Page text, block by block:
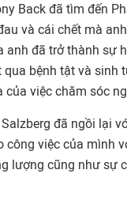
Back đã tìm đến
và cái chết mà
đã trở thành sự
bệnh tật và sinh
việc chăm sóc
đã ngồi lại
việc của mình
lượng cũng như sự